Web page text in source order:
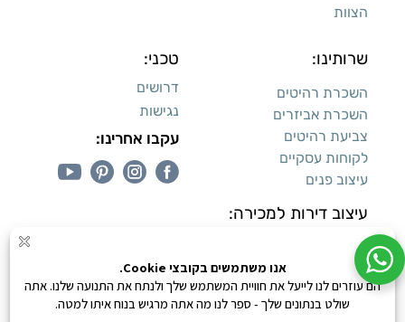
הצוות
שרותינו:
השכרת רהיטים
השכרת אביזרים
צביעת רהיטים
לקוחות עסקיים
עיצוב פנים
עיצוב דירות למכירה:
טכני:
דרושים
נגישות
עקבו אחרינו:
קנייה מאובטחת 0